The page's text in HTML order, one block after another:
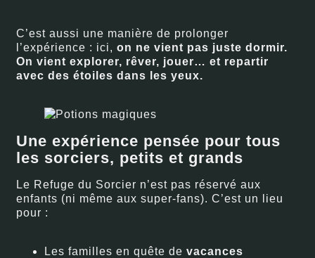
C’est aussi une manière de prolonger
l’expérience : ici,on ne vient pas juste dormir.
On vient explorer, rêver, jouer… et repartir
avec des étoiles dans les yeux.
Une expérience pensée pour tous
les sorciers, petits et grands
Le Refuge du Sorcier n’est pas réservé aux
enfants (ni même aux super-fans). C’est un lieu
pour :
Les familles en quête devacances